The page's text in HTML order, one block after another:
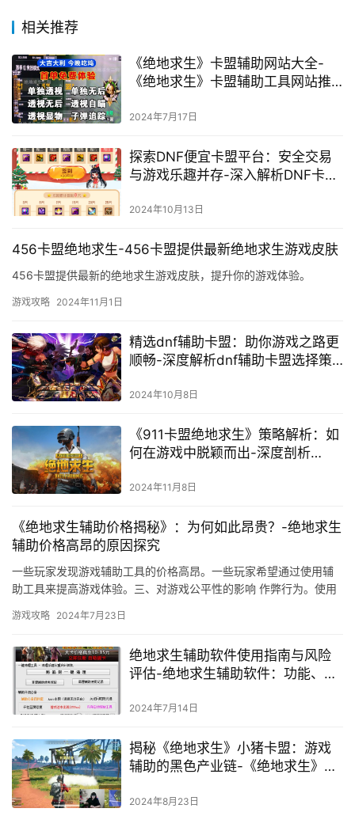
相关推荐
《绝地求生》卡盟辅助网站大全-
《绝地求生》卡盟辅助工具网站推
2024年7月17日
探索DNF便宜卡盟平台：安全交易
与游戏乐趣并存-深入解析DNF卡盟
2024年10月13日
456卡盟绝地求生-456卡盟提供最新绝地求生游戏皮肤
456卡盟提供最新的绝地求生游戏皮肤，提升你的游戏体验。
游戏攻略 2024年11月1日
精选dnf辅助卡盟：助你游戏之路更
顺畅-深度解析dnf辅助卡盟选择策
2024年10月8日
《911卡盟绝地求生》策略解析：如
何在游戏中脱颖而出-深度剖析
竞技技巧
2024年11月8日
《绝地求生辅助价格揭秘》：为何如此昂贵？-绝地求生
辅助价格高昂的原因探究
一些玩家发现游戏辅助工具的价格高昂。一些玩家希望通过使用辅
助工具来提高游戏体验。三、对游戏公平性的影响 作弊行为。使用
游戏攻略 2024年7月23日
绝地求生辅助软件使用指南与风险
评估-绝地求生辅助软件：功能、选
2024年7月14日
揭秘《绝地求生》小猪卡盟：游戏
辅助的黑色产业链-《绝地求生》小
与打击行动
2024年8月23日